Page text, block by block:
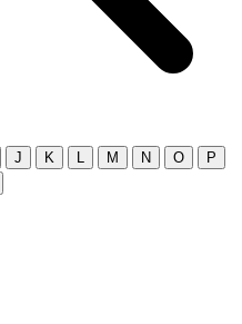
J K M N O
P